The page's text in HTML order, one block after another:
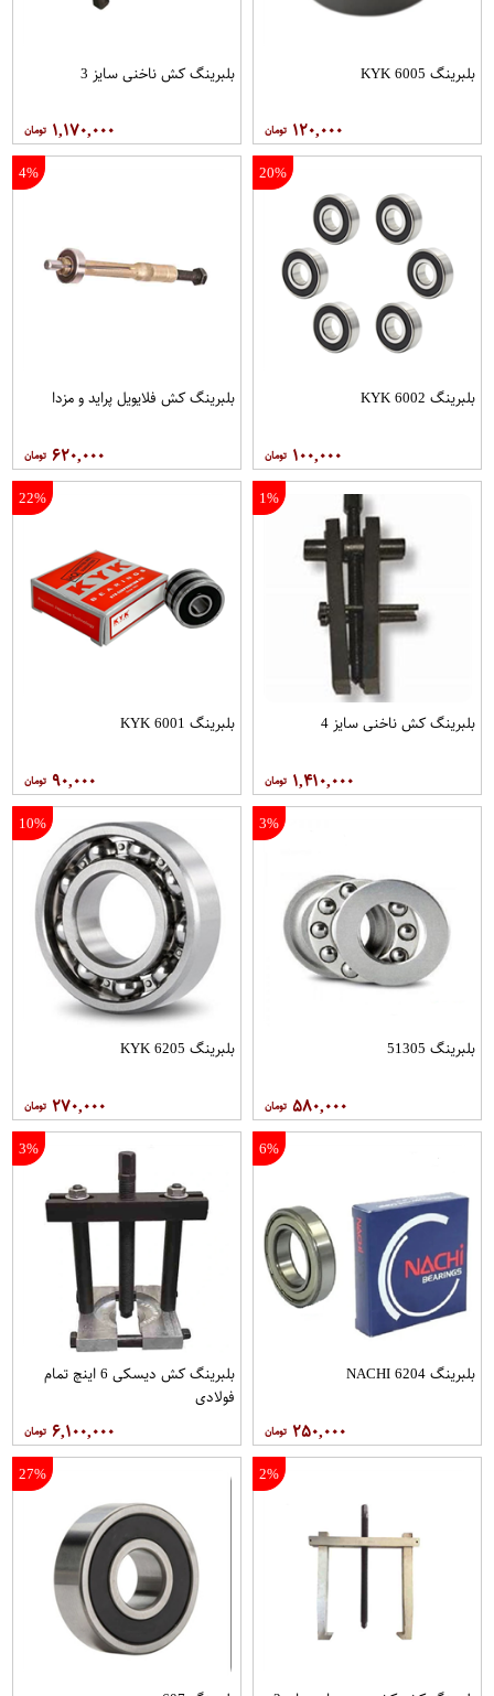
بلبرینگ 6005 KYK
۱۲۰,۰۰۰
بلبرینگ کش ناخنی سایز 3
۱,۱۷۰,۰۰۰
20%
بلبرینگ 6002 KYK
۱۰۰,۰۰۰
4%
بلبرینگ کش فلایویل پراید و مزدا
۶۲۰,۰۰۰
1%
بلبرینگ کش ناخنی سایز 4
۱,۴۱۰,۰۰۰
22%
بلبرینگ 6001 KYK
۹۰,۰۰۰
3%
بلبرینگ 51305
۵۸۰,۰۰۰
10%
بلبرینگ 6205 KYK
۲۷۰,۰۰۰
6%
بلبرینگ 6204 NACHI
۲۵۰,۰۰۰
3%
بلبرینگ کش دیسکی 6 اینچ تمام
فولادی
۶,۱۰۰,۰۰۰
2%
27%